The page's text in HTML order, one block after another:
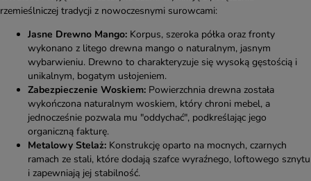
rzemieślniczej tradycji z nowoczesnymi surowcami:
Jasne Drewno Mango: Korpus, szeroka półka oraz fronty
wykonano z litego drewna mango o naturalnym, jasnym
wybarwieniu. Drewno to charakteryzuje się wysoką gęstością i
unikalnym, bogatym usłojeniem.
Zabezpieczenie Woskiem: Powierzchnia drewna została
wykończona naturalnym woskiem, który chroni mebel, a
jednocześnie pozwala mu "oddychać", podkreślając jego
organiczną fakturę.
Metalowy Stelaż: Konstrukcję oparto na mocnych, czarnych
ramach ze stali, które dodają szafce wyraźnego, loftowego sznytu
i zapewniają jej stabilność.